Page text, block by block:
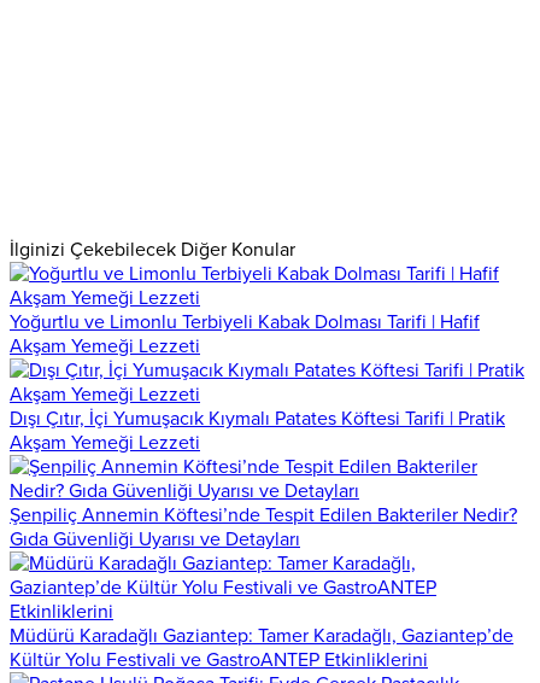
İlginizi Çekebilecek Diğer Konular
Yoğurtlu ve Limonlu Terbiyeli Kabak Dolması Tarifi | Hafif
Akşam Yemeği Lezzeti
Dışı Çıtır, İçi Yumuşacık Kıymalı Patates Köftesi Tarifi | Pratik
Akşam Yemeği Lezzeti
Şenpiliç Annemin Köftesi’nde Tespit Edilen Bakteriler Nedir?
Gıda Güvenliği Uyarısı ve Detayları
Müdürü Karadağlı Gaziantep: Tamer Karadağlı, Gaziantep’de
Kültür Yolu Festivali ve GastroANTEP Etkinliklerini